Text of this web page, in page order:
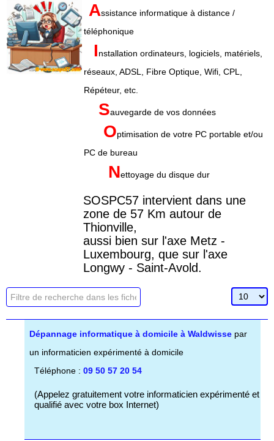
Assistance informatique à distance /
téléphonique
Installation ordinateurs, logiciels, matériels,
réseaux, ADSL, Fibre Optique, Wifi, CPL,
Répéteur, etc.
Sauvegarde de vos données
Optimisation de votre PC portable et/ou
PC de bureau
Nettoyage du disque dur
SOSPC57 intervient dans une
zone de 57 Km autour de
Thionville,
aussi bien sur l'axe Metz -
Luxembourg, que sur l'axe
Longwy - Saint-Avold.
Dépublié Champ de filtre Affichage #
Dépannage informatique à domicile à Waldwisse par
un informaticien expérimenté à domicile
Téléphone : 09 50 57 20 54
(Appelez gratuitement votre informaticien expérimenté et
qualifié avec votre box Internet)